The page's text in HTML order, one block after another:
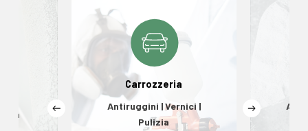
Carrozzeria
Antiruggini | Vernici |
Pulizia